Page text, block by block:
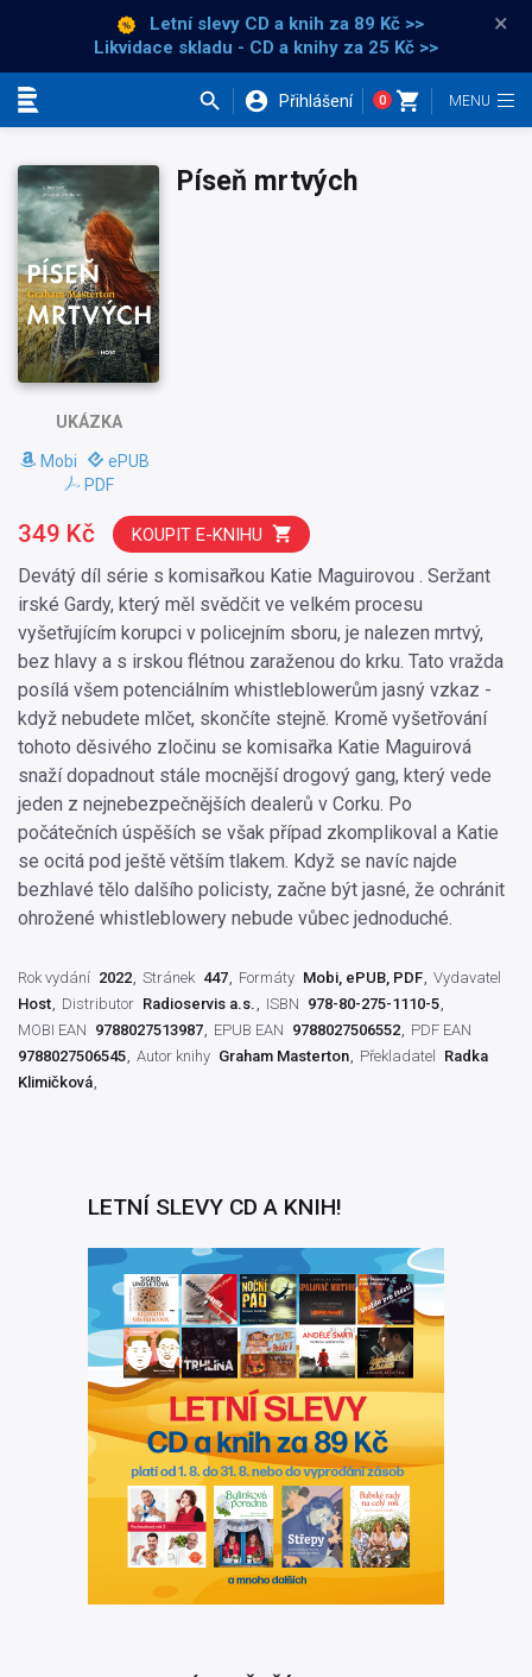
Letní slevy CD a knih za 89 Kč >>
Likvidace skladu - CD a knihy za 25 Kč >>
×
Přihlášení 0
UKÁZKA
Mobi
ePUB
PDF
Píseň mrtvých
Devátý díl série s komisařkou Katie Maguirovou . Seržant
irské Gardy, který měl svědčit ve velkém procesu
vyšetřujícím korupci v policejním sboru, je nalezen mrtvý,
bez hlavy a s irskou flétnou zaraženou do krku. Tato vražda
posílá všem potenciálním whistleblowerům jasný vzkaz -
když nebudete mlčet, skončíte stejně. Kromě vyšetřování
tohoto děsivého zločinu se komisařka Katie Maguirová
snaží dopadnout stále mocnější drogový gang, který vede
jeden z nejnebezpečnějších dealerů v Corku. Po
počátečních úspěších se však případ zkomplikoval a Katie
se ocitá pod ještě větším tlakem. Když se navíc najde
bezhlavé tělo dalšího policisty, začne být jasné, že ochránit
ohrožené whistleblowery nebude vůbec jednoduché.
349 Kč KOUPIT E-KNIHU
Rok vydání 2022 Stránek 447 Formáty Mobi, ePUB, PDF Vydavatel
Host
Distributor Radioservis a.s. ISBN 978-80-275-1110-5
MOBI EAN 9788027513987 EPUB EAN 9788027506552
PDF EAN
9788027506545 Autor knihy Graham Masterton Překladatel Radka
Klimičková
LETNÍ SLEVY CD A KNIH!